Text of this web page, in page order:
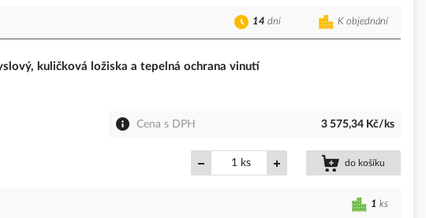
K objednání
14 dní
kuličková ložiska a tepelná ochrana vinutí
Cena s DPH 3 575,34 Kč/ks
ks do košíku
1 ks